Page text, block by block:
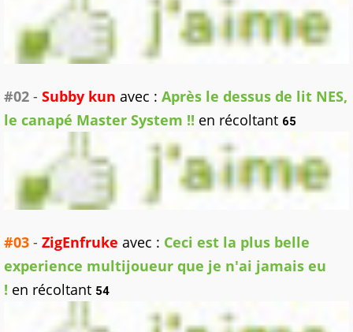
#02 - Subby kun avec : Après le dessus de lit NES,
le canapé Master System !! en récoltant 65
#03 - ZigEnfruke avec : Ceci est la plus belle
experience multijoueur que je n'ai jamais eu
! en récoltant 54